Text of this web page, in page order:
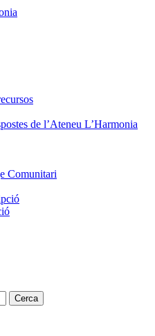
de l’Ateneu L’Harmonia
Comunitari